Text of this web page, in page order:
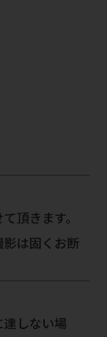
頂きます。
は固くお断
しない場